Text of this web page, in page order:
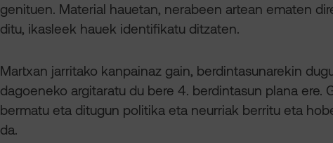
genituen. Material hauetan, nerabeen artean ematen
ditu, ikasleek hauek identifikatu ditzaten.
Martxan jarritako kanpainaz gain, berdintasunarekin
dagoeneko argitaratu du bere 4. berdintasun plana ere.
bermatu eta ditugun politika eta neurriak berritu eta
da.